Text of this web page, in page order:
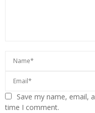
Save my name, email,
time I comment.